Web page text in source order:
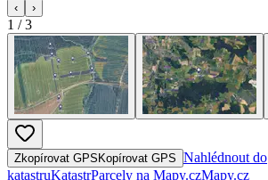
‹ ›
1 /3
Zkopírovat GPS Kopírovat GPS Nahlédnout do
katastruKatastrParcely na Mapy.czMapy.cz